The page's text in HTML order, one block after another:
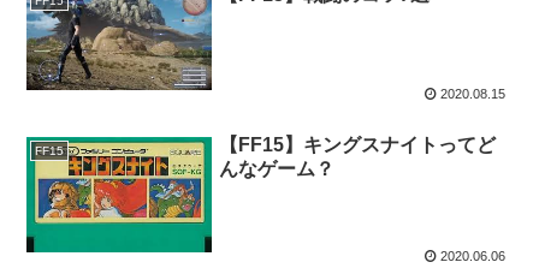
2020.08.15
FF15
【FF15】キングスナイトってど
んなゲーム？
2020.06.06